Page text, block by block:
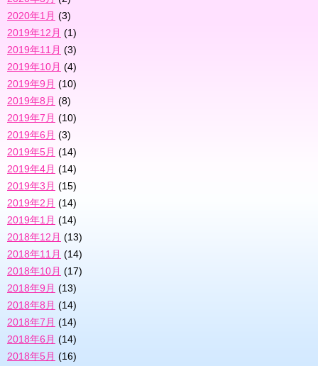
2020年1月 (3)
2019年12月 (1)
2019年11月 (3)
2019年10月 (4)
2019年9月 (10)
2019年8月 (8)
2019年7月 (10)
2019年6月 (3)
2019年5月 (14)
2019年4月 (14)
2019年3月 (15)
2019年2月 (14)
2019年1月 (14)
2018年12月 (13)
2018年11月 (14)
2018年10月 (17)
2018年9月 (13)
2018年8月 (14)
2018年7月 (14)
2018年6月 (14)
2018年5月 (16)